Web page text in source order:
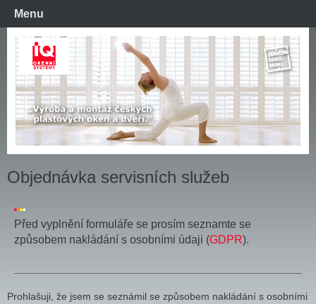
Menu
Objednávka servisních služeb
Před vyplnění formuláře se prosím seznamte se
způsobem nakládání s osobními údaji (GDPR).
Prohlašuji, že jsem se seznámil se způsobem nakládání s osobními